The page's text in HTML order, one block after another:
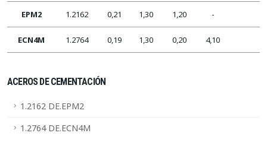
ACEROS DE CEMENTACIÓN
1.2162 DE.EPM2
1.2764 DE.ECN4M
EPM2 1.2162 0,21 1,30 1,20 -
ECN4M 1.2764 0,19 1,30 0,20 4,10